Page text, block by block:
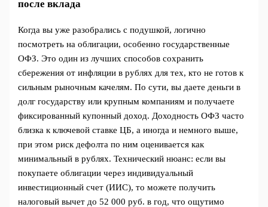
после вклада
Когда вы уже разобрались с подушкой, логично
посмотреть на облигации, особенно государственные
ОФЗ. Это один из лучших способов сохранить
сбережения от инфляции в рублях для тех, кто не готов к
сильным рыночным качелям. По сути, вы даете деньги в
долг государству или крупным компаниям и получаете
фиксированный купонный доход. Доходность ОФЗ часто
близка к ключевой ставке ЦБ, а иногда и немного выше,
при этом риск дефолта по ним оценивается как
минимальный в рублях. Технический нюанс: если вы
покупаете облигации через индивидуальный
инвестиционный счет (ИИС), то можете получить
налоговый вычет до 52 000 руб. в год, что ощутимо